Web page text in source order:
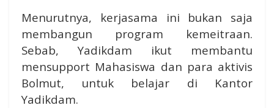
Menurutnya, kerjasama ini bukan saja
membangun program kemeitraan.
Sebab, Yadikdam ikut membantu
mensupport Mahasiswa dan para aktivis
Bolmut, untuk belajar di Kantor
Yadikdam.